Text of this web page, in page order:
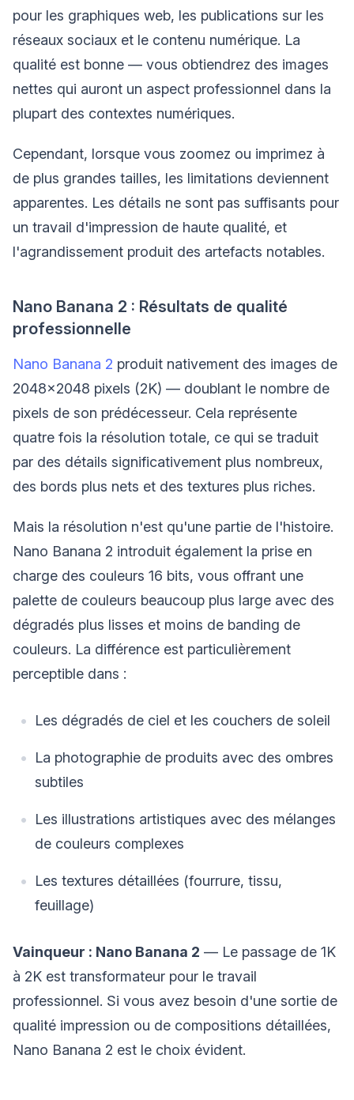
pour les graphiques web, les publications sur les
réseaux sociaux et le contenu numérique. La
qualité est bonne — vous obtiendrez des images
nettes qui auront un aspect professionnel dans la
plupart des contextes numériques.
Cependant, lorsque vous zoomez ou imprimez à
de plus grandes tailles, les limitations deviennent
apparentes. Les détails ne sont pas suffisants pour
un travail d'impression de haute qualité, et
l'agrandissement produit des artefacts notables.
Nano Banana 2 : Résultats de qualité
professionnelle
Nano Banana 2 produit nativement des images de
2048×2048 pixels (2K) — doublant le nombre de
pixels de son prédécesseur. Cela représente
quatre fois la résolution totale, ce qui se traduit
par des détails significativement plus nombreux,
des bords plus nets et des textures plus riches.
Mais la résolution n'est qu'une partie de l'histoire.
Nano Banana 2 introduit également la prise en
charge des couleurs 16 bits, vous offrant une
palette de couleurs beaucoup plus large avec des
dégradés plus lisses et moins de banding de
couleurs. La différence est particulièrement
perceptible dans :
Les dégradés de ciel et les couchers de soleil
La photographie de produits avec des ombres
subtiles
Les illustrations artistiques avec des mélanges
de couleurs complexes
Les textures détaillées (fourrure, tissu,
feuillage)
Vainqueur : Nano Banana 2 — Le passage de 1K
à 2K est transformateur pour le travail
professionnel. Si vous avez besoin d'une sortie de
qualité impression ou de compositions détaillées,
Nano Banana 2 est le choix évident.